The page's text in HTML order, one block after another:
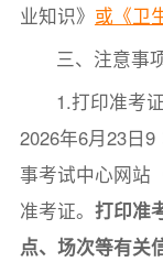
业知识》 或《卫
三、注意事
1.打印准考
2026年6月23日
事考试中心网站
准考证。 打印准
点、场次等有关